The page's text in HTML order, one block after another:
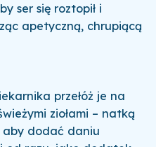
ser się roztopił i
apetyczną, chrupiącą
przełóż je na
ziołami – natką
aby dodać daniu